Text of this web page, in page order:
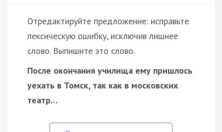
Отредактируйте предложение: исправьте
лексическую ошибку, исключив лишнее
слово. Выпишите это слово.
После окончания училища ему пришлось
уехать в Томск, так как в московских
театр…